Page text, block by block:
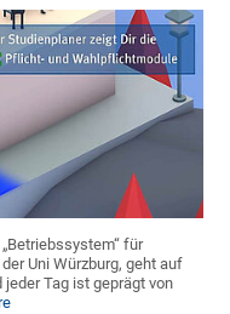
für
Uni Würzburg, geht auf
Tag ist geprägt von